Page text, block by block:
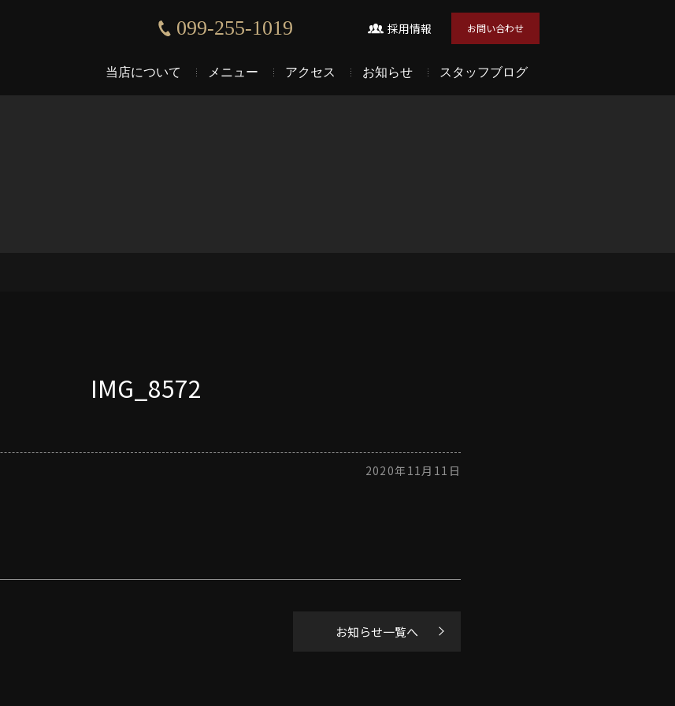
099-255-1019 採用情報 お問い合わせ
当店について メニュー アクセス お知らせ スタッフブログ
IMG_8572
2020年11月11日
お知らせ一覧へ